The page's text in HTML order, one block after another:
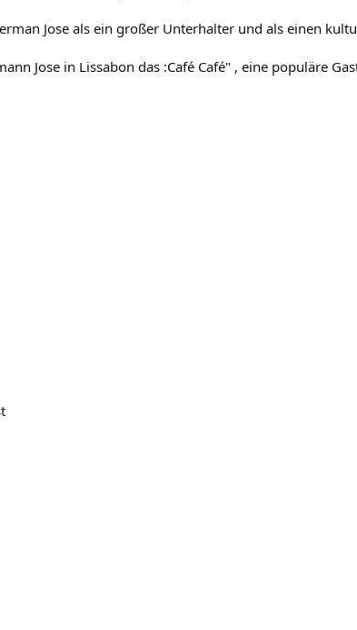
Jose als ein großer Unterhalter und als einen
Jose in Lissabon das :Café Café" , eine populäre